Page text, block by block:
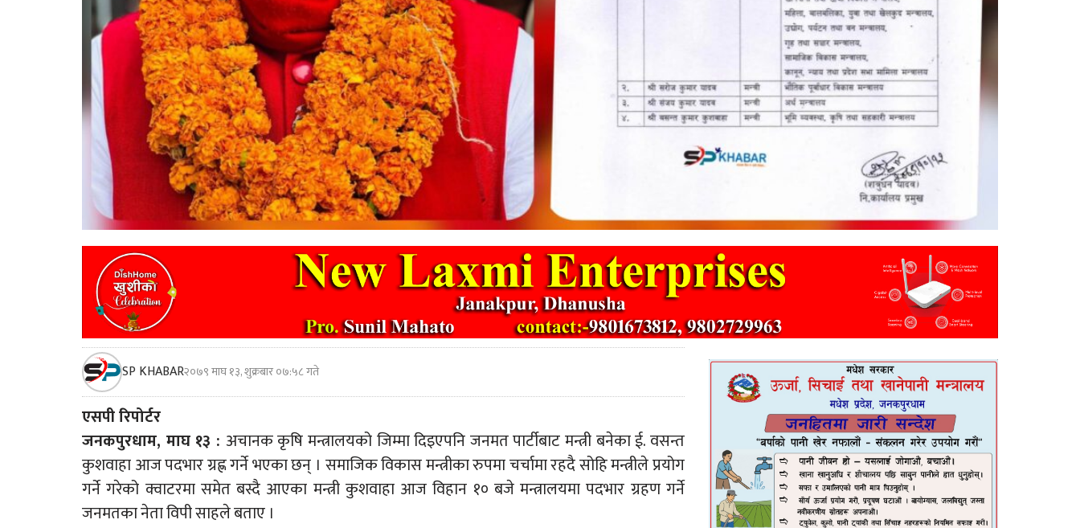
SP KHABAR२०७९ माघ १३, शुक्रबार ०७:५८ गते
एसपी रिपोर्टर
जनकपुरधाम, माघ १३ : अचानक कृषि मन्त्रालयको जिम्मा दिइएपनि जनमत पार्टीबाट मन्त्री बनेका ई. वसन्त
कुशवाहा आज पदभार ग्रह्ण गर्ने भएका छन् । समाजिक विकास मन्त्रीका रुपमा चर्चामा रहदै सोहि मन्त्रीले प्रयोग
गर्ने गरेको क्वाटरमा समेत बस्दै आएका मन्त्री कुशवाहा आज विहान १० बजे मन्त्रालयमा पदभार ग्रहण गर्ने
जनमतका नेता विपी साहले बताए ।